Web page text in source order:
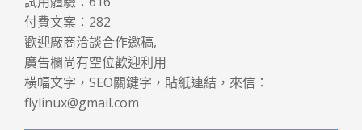
付費文案： 282
歡迎廠商洽談合作邀稿,
廣告欄尚有空位歡迎利用
橫幅文字，SEO關鍵字，貼紙連結，來信：
flylinux@gmail.com